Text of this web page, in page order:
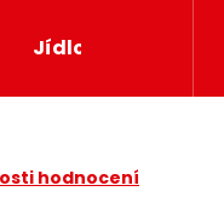
Jídlo
hodnocení